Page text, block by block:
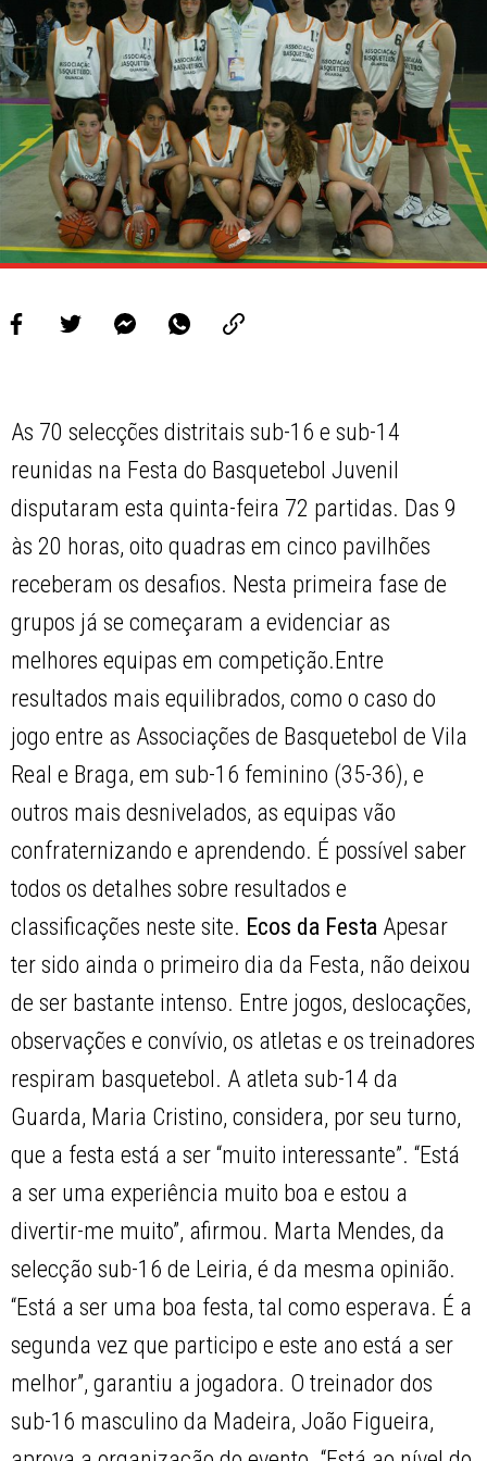
PROJETOS
LIGA BETCLIC MASCULINA
LIGA BETCLIC FEMININA
As 70 selecções distritais sub-16 e sub-14
reunidas na Festa do Basquetebol Juvenil
disputaram esta quinta-feira 72 partidas. Das 9
às 20 horas, oito quadras em cinco pavilhões
receberam os desafios. Nesta primeira fase de
grupos já se começaram a evidenciar as
melhores equipas em competição.Entre
resultados mais equilibrados, como o caso do
jogo entre as Associações de Basquetebol de Vila
Real e Braga, em sub-16 feminino (35-36), e
outros mais desnivelados, as equipas vão
confraternizando e aprendendo. É possível saber
todos os detalhes sobre resultados e
classificações neste site. Ecos da Festa Apesar
ter sido ainda o primeiro dia da Festa, não deixou
de ser bastante intenso. Entre jogos, deslocações,
observações e convívio, os atletas e os treinadores
respiram basquetebol. A atleta sub-14 da
Guarda, Maria Cristino, considera, por seu turno,
que a festa está a ser “muito interessante”. “Está
a ser uma experiência muito boa e estou a
divertir-me muito”, afirmou. Marta Mendes, da
selecção sub-16 de Leiria, é da mesma opinião.
“Está a ser uma boa festa, tal como esperava. É a
segunda vez que participo e este ano está a ser
melhor”, garantiu a jogadora. O treinador dos
sub-16 masculino da Madeira, João Figueira,